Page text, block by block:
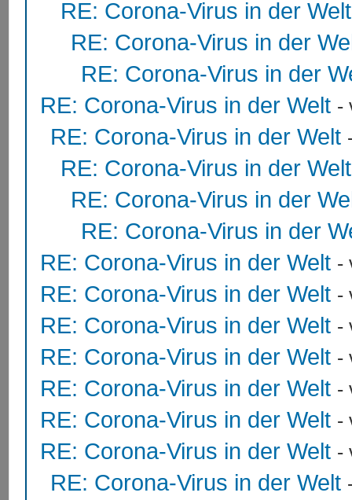
RE: Corona-Virus in der Welt
RE: Corona-Virus in der
RE: Corona-Virus in der
RE: Corona-Virus in der Welt -
RE: Corona-Virus in der Welt
RE: Corona-Virus in der Welt
RE: Corona-Virus in der
RE: Corona-Virus in der
RE: Corona-Virus in der Welt -
RE: Corona-Virus in der Welt -
RE: Corona-Virus in der Welt -
RE: Corona-Virus in der Welt -
RE: Corona-Virus in der Welt -
RE: Corona-Virus in der Welt -
RE: Corona-Virus in der Welt -
RE: Corona-Virus in der Welt